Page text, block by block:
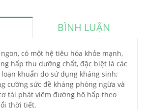
BÌNH LUẬN
có một hệ tiêu hóa khỏe mạnh,
hấp thu dưỡng chất, đặc biệt là các
khuẩn do sử dụng kháng sinh;
cường sức đề kháng phòng ngừa và
tái phát viêm đường hô hấp theo
thời tiết.